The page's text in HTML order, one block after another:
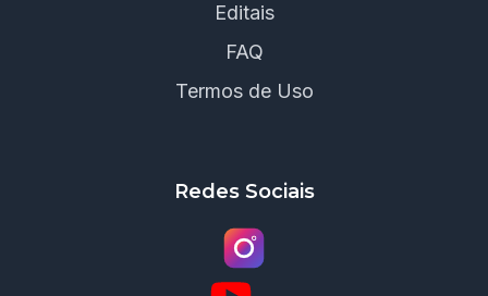
Editais
FAQ
Termos de Uso
Redes Sociais